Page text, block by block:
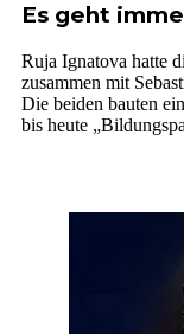
Es geht
Ruja Ignatova hatte
zusammen mit
Die beiden bauten
bis heute